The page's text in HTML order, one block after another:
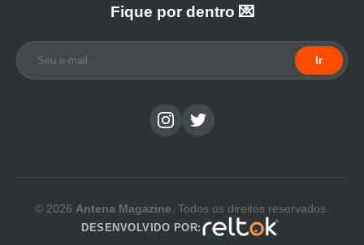
Fique por dentro 💌
Ir
© 2026 Antena Magazine . Todos os direitos reservados.
DESENVOLVIDO POR: